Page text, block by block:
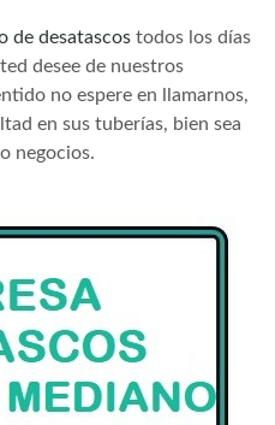
de desatascos todos los días
desee de nuestros
no espere en llamarnos,
en sus tuberías, bien sea
negocios.